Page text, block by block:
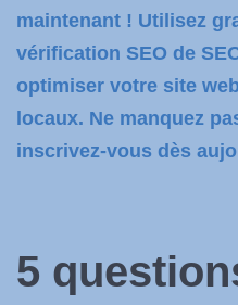
maintenant ! Utilisez
vérification SEO de
optimiser votre site
locaux. Ne manquez
inscrivez-vous dès
5